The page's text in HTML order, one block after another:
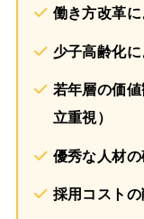
働き方改革
少子高齢化
若年層の価
立重視）
優秀な人材
採用コスト